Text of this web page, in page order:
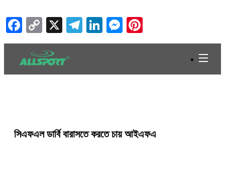
Facebook
Copy
Link
X Telegram
LinkedIn
Messenger
সিএফএল ডার্বি বারাসতে করতে চায় আইএফএ